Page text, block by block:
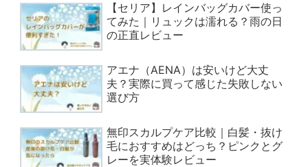
【セリア】レインバッグカバー使っ
てみた｜リュックは濡れる？雨の日
の正直レビュー
アエナ（AENA）は安いけど大丈
夫？実際に買って感じた失敗しない
選び方
無印スカルプケア比較｜白髪・抜け
毛におすすめはどっち？ピンクとグ
レーを実体験レビュー